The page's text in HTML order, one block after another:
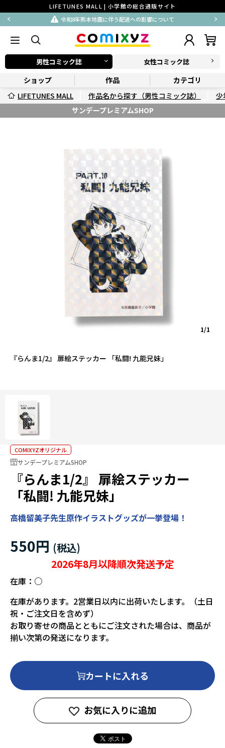
LIFETUNES MALL | 小学館の総合通販サイト
令和8年熊本地震に伴う配送への影響について
男性コミック誌 女性コミック誌
ショップ 作品
カテゴリ
LIFETUNES MALL
作品名から探す（男性コミック誌）
少
サンデープレミアムSHOP
『らんま1/2』 扉絵ステッカー 「私闘! 九能兄妹」
1/1
COMIXYZオリジナル
サンデープレミアムSHOP
『らんま1/2』 扉絵ステッカー
「私闘! 九能兄妹」
高橋留美子先生原作イラストグッズが一挙登場！
550円
2026年8月以降順次発送予定
在庫： ○
在庫があります。2営業日以内に出荷いたします。（土日
祝・ご注文日を含めず）
お取り寄せの商品とともにご注文された場合は、商品が
揃い次第の発送になります。
カートに入れる
お気に入りに追加